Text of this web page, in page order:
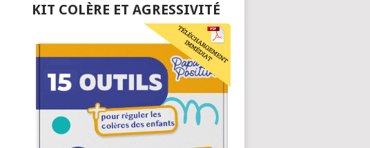
KIT COLÈRE ET AGRESSIVITÉ